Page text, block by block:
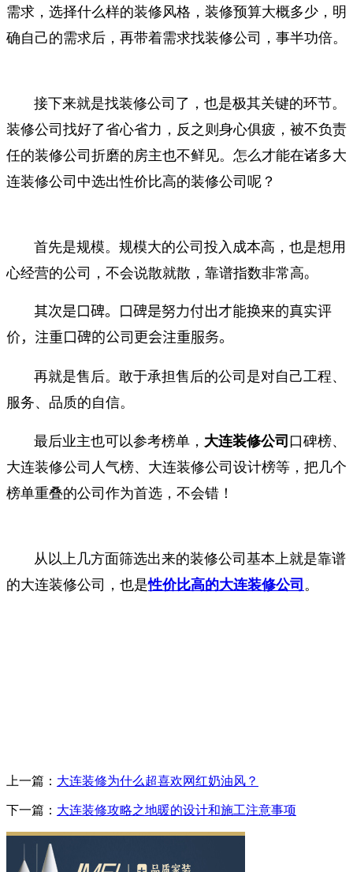
需求，选择什么样的装修风格，装修预算大概多少，明
确自己的需求后，再带着需求找装修公司，事半功倍。
接下来就是找装修公司了，也是极其关键的环节。
装修公司找好了省心省力，反之则身心俱疲，被不负责
任的装修公司折磨的房主也不鲜见。怎么才能在诸多大
连装修公司中选出性价比高的装修公司呢？
首先是规模。规模大的公司投入成本高，也是想用
心经营的公司，不会说散就散，靠谱指数非常高。
其次是口碑。口碑是努力付出才能换来的真实评
价，注重口碑的公司更会注重服务。
再就是售后。敢于承担售后的公司是对自己工程、
服务、品质的自信。
最后业主也可以参考榜单， 大连装修公司 口碑榜、
大连装修公司人气榜、大连装修公司设计榜等，把几个
榜单重叠的公司作为首选，不会错！
从以上几方面筛选出来的装修公司基本上就是靠谱
的大连装修公司，也是性价比高的大连装修公司 。
上一篇： 大连装修为什么超喜欢网红奶油风？
下一篇： 大连装修攻略之地暖的设计和施工注意事项